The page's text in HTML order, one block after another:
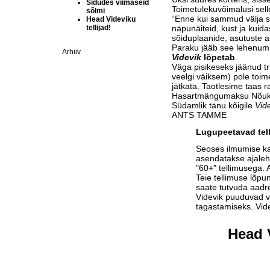
Sidudes viimaseid
sõlmi
Head Videviku
tellijad!
Arhiiv
Toimetulekuvõimalusi
“Enne kui sammud välja
näpunäiteid, kust ja
sõiduplaanide, asutuste
Paraku jääb see
Videvik lõpetab
Väga pisikeseks jäänud
veelgi väiksem) pole
jätkata. Taotlesime taas
Hasartmängumaksu
Südamlik tänu kõigile
ANTS TAMME
Lugupeetavad
Seoses ilmumise
asendatakse
"60+" tellimusega.
Teie tellimuse
saate tutvuda
Videvik puuduvad
tagastamiseks.
Head